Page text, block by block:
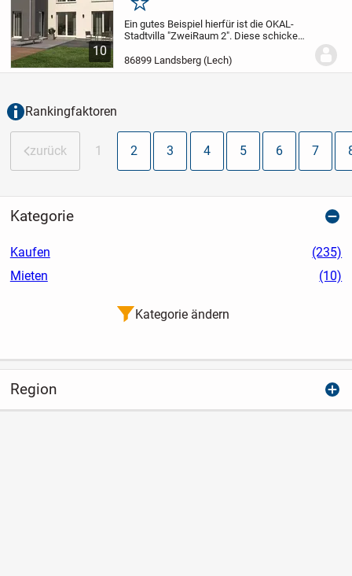
10
Merken
Ein gutes Beispiel hierfür ist die OKAL-
Stadtvilla "ZweiRaum 2". Diese schicke
Geschoss auf mehr als 90 Quadratmetern
Fläche einen idealen Wohnraum für
86899 Landsberg (Lech)
Rankingfaktoren
zurück 1 2 3 4 5 6 7
Kategorie
Kaufen
(235)
Mieten
(10)
Kategorie ändern
Region